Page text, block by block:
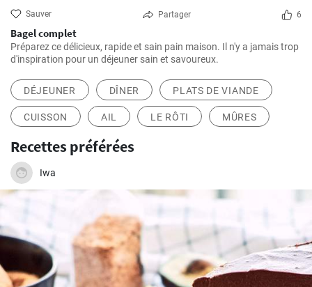
Sauver Partager 6
Bagel complet
Préparez ce délicieux, rapide et sain pain maison. Il n'y a jamais trop
d'inspiration pour un déjeuner sain et savoureux.
DÉJEUNER DÎNER PLATS DE VIANDE
CUISSON AIL LE RÔTI MÛRES
Recettes préférées
Iwa